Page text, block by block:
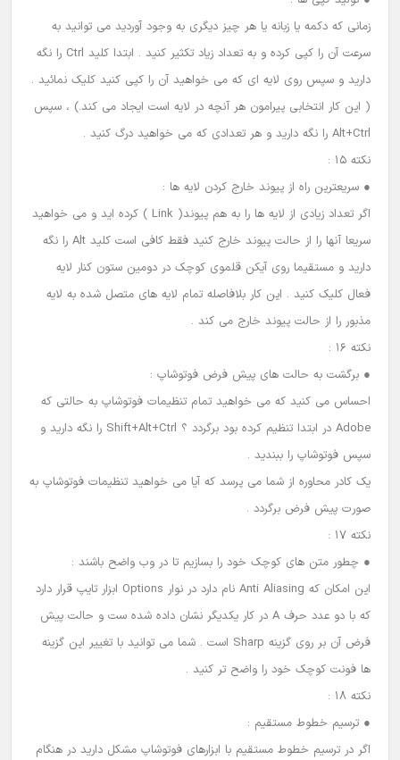
زمانی که دکمه یا زبانه یا هر چیز دیگری به وجود آوردید می توانید به
سرعت آن را کپی کرده و به تعداد زیاد تکثیر کنید . ابتدا کلید Ctrl را نگه
دارید و سپس روی لایه ای که می خواهید آن را کپی کنید کلیک نمائید .
( این کار انتخابی پیرامون هر آنچه در لایه است ایجاد می کند.) ، سپس
Alt+Ctrl را نگه دارید و هر تعدادی که می خواهید درگ کنید .
نکته 15 :
● سریعترین راه از پیوند خارج کردن لایه ها :
اگر تعداد زیادی از لایه ها را به هم پیوند( Link ) کرده اید و می خواهید
سریعا آنها را از حالت پیوند خارج کنید فقط کافی است کلید Alt را نگه
دارید و مستقیما روی آیکن قلموی کوچک در دومین ستون کنار لایه
فعال کلیک کنید . این کار بلافاصله تمام لایه های متصل شده به لایه
مذبور را از حالت پیوند خارج می کند .
نکته 16 :
● برگشت به حالت های پیش فرض فوتوشاپ :
احساس می کنید که می خواهید تمام تنظیمات فوتوشاپ به حالتی که
Adobe در ابتدا تنظیم کرده بود برگردد ؟ Shift+Alt+Ctrl را نگه دارید و
سپس فوتوشاپ را ببندید .
یک کادر محاوره از شما می پرسد که آیا می خواهید تنظیمات فوتوشاپ به
صورت پیش فرض برگردد .
نکته 17 :
● چطور متن های کوچک خود را بسازیم تا در وب واضح باشند :
این امکان که Anti Aliasing نام دارد در نوار Options ابزار تایپ قرار دارد
که با دو عدد حرف A در کار یکدیگر نشان داده شده ست و حالت پیش
فرض آن بر روی گزینه Sharp است . شما می توانید با تغییر این گزینه
ها فونت کوچک خود را واضح تر کنید .
نکته 18 :
● ترسیم خطوط مستقیم :
اگر در ترسیم خطوط مستقیم با ابزارهای فوتوشاپ مشکل دارید در هنگام